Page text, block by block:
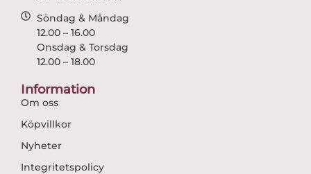
Söndag & Måndag
12.00 – 16.00
Onsdag & Torsdag
12.00 – 18.00
Information
Om oss
Köpvillkor
Nyheter
Integritetspolicy